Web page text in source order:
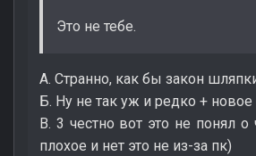
Это не тебе.
А. Странно, как бы закон
Б. Ну не так уж и редко +
В. 3 честно вот это не понял
плохое и нет это не из-за пк)